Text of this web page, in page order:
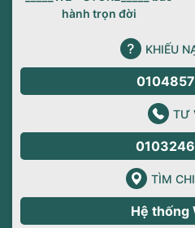
hành trọn đời
KHIẾU
TƯ
TÌM
Hệ thống